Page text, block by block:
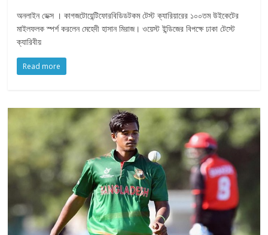
অনলাইন ডেক্স । কাগজটোয়েন্টিফোরবিডিডটকম টেস্ট ক্যারিয়ারের ১০০তম উইকেটের
মাইলফলক স্পর্শ করলেন মেহেদী হাসান মিরাজ। ওয়েস্ট ইন্ডিজের বিপক্ষে ঢাকা টেস্টে
ক্যারিবীয়
Read more